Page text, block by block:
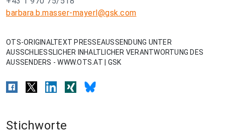
barbara.b.masser-mayerl@gsk.com
OTS-ORIGINALTEXT PRESSEAUSSENDUNG UNTER
AUSSCHLIESSLICHER INHALTLICHER VERANTWORTUNG DES
AUSSENDERS - WWW.OTS.AT | GSK
Stichworte